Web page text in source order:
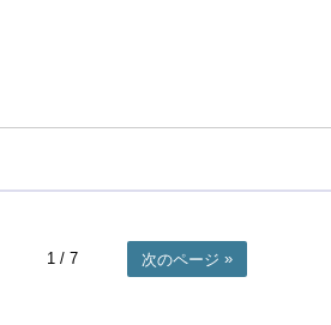
1 / 7 次のページ